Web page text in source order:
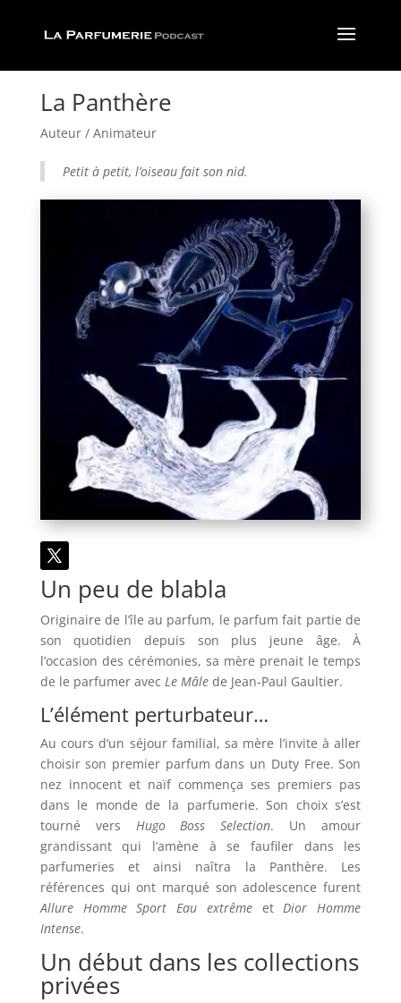
La Panthère
Auteur / Animateur
Petit à petit, l’oiseau fait son nid.
Un peu de blabla
Originaire de l’île au parfum, le parfum fait partie de
son quotidien depuis son plus jeune âge. À
l’occasion des cérémonies, sa mère prenait le temps
de le parfumer avec Le Mâlede Jean-Paul Gaultier.
L’élément perturbateur…
Au cours d’un séjour familial, sa mère l’invite à aller
choisir son premier parfum dans un Duty Free. Son
nez innocent et naïf commença ses premiers pas
dans le monde de la parfumerie. Son choix s’est
tourné vers Hugo Boss Selection. Un amour
grandissant qui l’amène à se faufiler dans les
parfumeries et ainsi naîtra la Panthère. Les
références qui ont marqué son adolescence furent
Allure Homme Sport Eau extrêmeetDior Homme
Intense.
Un début dans les collections
privées